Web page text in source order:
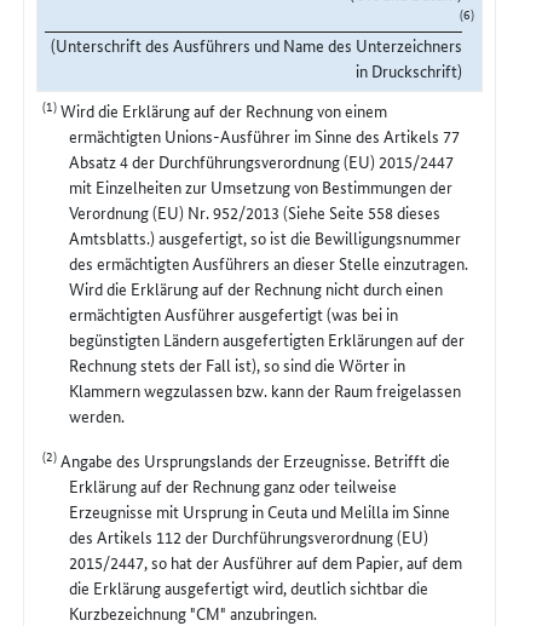
(6)
(Unterschrift des Ausführers und Name des Unterzeichners
in Druckschrift)
(1)Wird die Erklärung auf der Rechnung von einem
ermächtigten Unions-Ausführer im Sinne des Artikels 77
Absatz 4 der Durchführungsverordnung (EU) 2015/2447
mit Einzelheiten zur Umsetzung von Bestimmungen der
Verordnung (EU) Nr. 952/2013 (Siehe Seite 558 dieses
Amtsblatts.) ausgefertigt, so ist die Bewilligungsnummer
des ermächtigten Ausführers an dieser Stelle einzutragen.
Wird die Erklärung auf der Rechnung nicht durch einen
ermächtigten Ausführer ausgefertigt (was bei in
begünstigten Ländern ausgefertigten Erklärungen auf der
Rechnung stets der Fall ist), so sind die Wörter in
Klammern wegzulassen bzw. kann der Raum freigelassen
werden.
(2)Angabe des Ursprungslands der Erzeugnisse. Betrifft die
Erklärung auf der Rechnung ganz oder teilweise
Erzeugnisse mit Ursprung in Ceuta und Melilla im Sinne
des Artikels 112 der Durchführungsverordnung (EU)
2015/2447, so hat der Ausführer auf dem Papier, auf dem
die Erklärung ausgefertigt wird, deutlich sichtbar die
Kurzbezeichnung "CM" anzubringen.